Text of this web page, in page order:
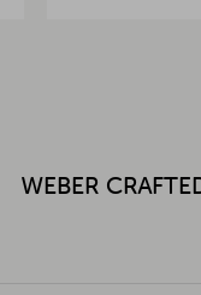
WEBER